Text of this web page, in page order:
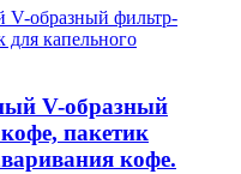
V-образный
пакетик
кофе.